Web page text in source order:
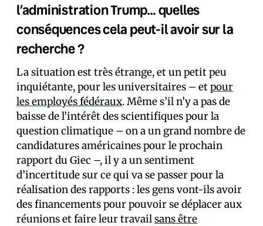
l’administration Trump… quelles
conséquences cela peut-il avoir sur la
recherche ?
La situation est très étrange, et un petit peu
inquiétante, pour les universitaires – etpour
les employés fédéraux. Même s’il n’y a pas de
baisse de l’intérêt des scientifiques pour la
question climatique – on a un grand nombre de
candidatures américaines pour le prochain
rapport du Giec –, il y a un sentiment
d’incertitude sur ce qui va se passer pour la
réalisation des rapports : les gens vont-ils avoir
des financements pour pouvoir se déplacer aux
réunions et faire leur travailsans être